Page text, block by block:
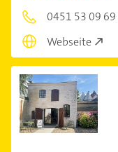
0451 53 09 69
Webseite